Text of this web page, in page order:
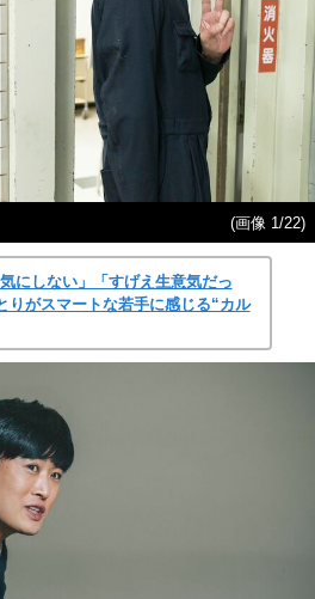
(画像 1/22)
気にしない」「すげえ生意気だっ
がスマートな若手に感じる“カル